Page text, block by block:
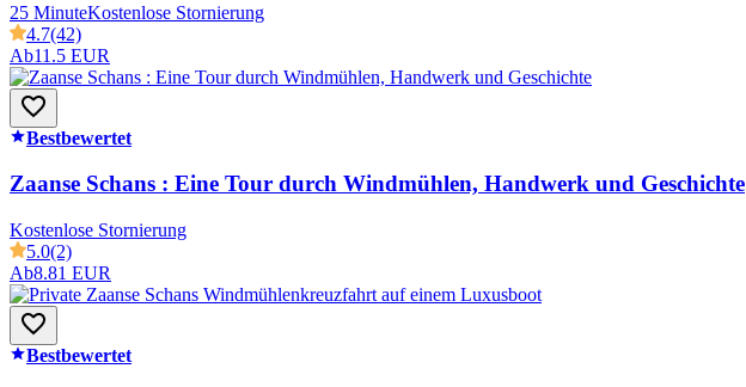
25 MinuteKostenlose Stornierung
4.7(42)
Ab11.5 EUR
Bestbewertet
Zaanse Schans : Eine Tour durch Windmühlen, Handwerk und Geschichte
Kostenlose Stornierung
5.0(2)
Ab8.81 EUR
Bestbewertet